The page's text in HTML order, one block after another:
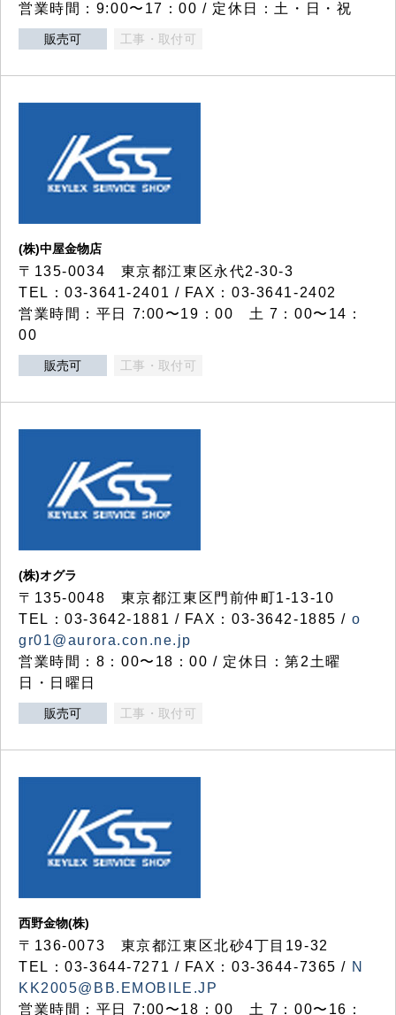
営業時間：9:00〜17：00 / 定休日：土・日・祝
販売可 工事・取付可
(株)中屋金物店
〒135-0034 東京都江東区永代2-30-3
TEL：03-3641-2401 / FAX：03-3641-2402
営業時間：平日 7:00〜19：00 土 7：00〜14：
00
販売可 工事・取付可
(株)オグラ
〒135-0048 東京都江東区門前仲町1-13-10
TEL：03-3642-1881 / FAX：03-3642-1885 / o
gr01@aurora.con.ne.jp
営業時間：8：00〜18：00 / 定休日：第2土曜
日・日曜日
販売可 工事・取付可
西野金物(株)
〒136-0073 東京都江東区北砂4丁目19-32
TEL：03‐3644‐7271 / FAX：03-3644-7365 / N
KK2005@BB.EMOBILE.JP
営業時間：平日 7:00〜18：00 土 7：00〜16：